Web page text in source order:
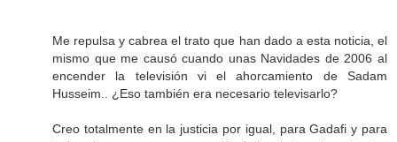
Me repulsa y cabrea el trato que han dado a esta noticia, el
mismo que me causó cuando unas Navidades de 2006 al
encender la televisión vi el ahorcamiento de Sadam
Husseim.. ¿Eso también era necesario televisarlo?
Creo totalmente en la justicia por igual, para Gadafi y para